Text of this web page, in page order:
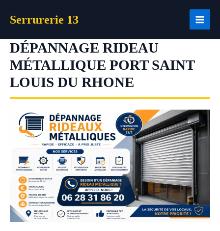
Serrurerie 13
DÉPANNAGE RIDEAU
MÉTALLIQUE PORT SAINT
LOUIS DU RHONE